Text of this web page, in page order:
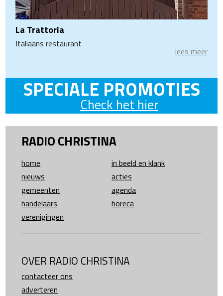
La Trattoria
Italiaans restaurant
lees meer
SPECIALE PROMOTIES
Check het hier
RADIO CHRISTINA
home
in beeld en klank
nieuws
acties
gemeenten
agenda
handelaars
horeca
verenigingen
OVER RADIO CHRISTINA
contacteer ons
adverteren